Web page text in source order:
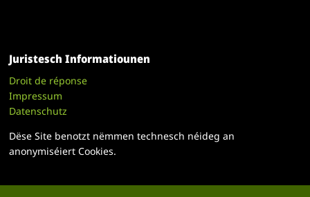
Juristesch Informatiounen
Droit de réponse
Impressum
Datenschutz
Dëse Site benotzt nëmmen technesch néideg an
anonymiséiert Cookies.